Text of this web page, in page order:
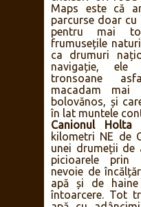
Maps este că
parcurse doar cu
pentru mai
frumusețile
ca drumuri
navigație,
tronsoane
macadam
bolovănos, și
în lat muntele
Canionul Holta
kilometri NE de
unei drumeții de
picioarele prin
nevoie de
apă și de
întoarcere. Tot